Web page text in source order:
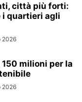
città più forti:
i quartieri agli
2026
150 milioni per la
2026